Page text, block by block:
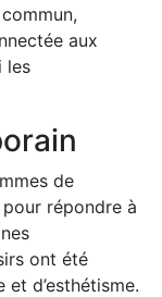
aux
les
de
répondre à
ont été
d’esthétisme.